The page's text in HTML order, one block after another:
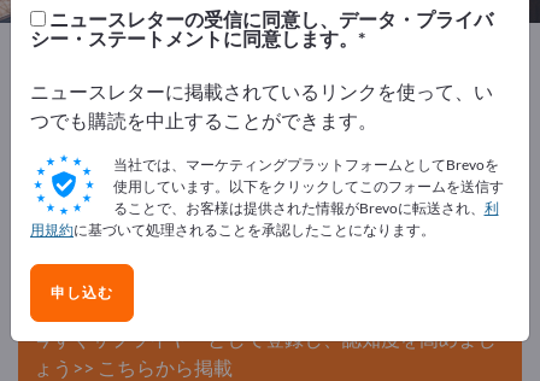
Exportpages 建設
建設部材
ドア・ゲートシステム
産業用ドア 防音扉
Exportpagesで無料で広告を掲載！
ニーズ – オファー – 中古品 – ビジネスコンタクト >> こ
こから始める
Exportpagesで貴社と製品を掲載し
ましょう。
今すぐサプライヤーとして登録し、認知度を高めまし
ょう>> こちらから掲載
ニュースレターの受信に同意し、データ・プライバ
シー・ステートメントに同意します。
ニュースレターに掲載されているリンクを使って、い
つでも購読を中止することができます。
当社では、マーケティングプラットフォームとしてBrevoを
使用しています。以下をクリックしてこのフォームを送信す
ることで、お客様は提供された情報がBrevoに転送され、 利
用規約に基づいて処理されることを承認したことになります。
申し込む